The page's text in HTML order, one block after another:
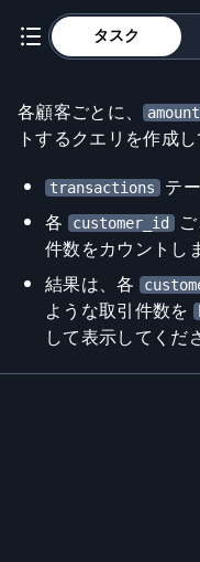
タスク
各顧客ごとに、 amount
トするクエリを作成し
transactions
テ
各
customer_id ご
件数をカウントし
結果は、各
ような取引件数を
して表示してくだ